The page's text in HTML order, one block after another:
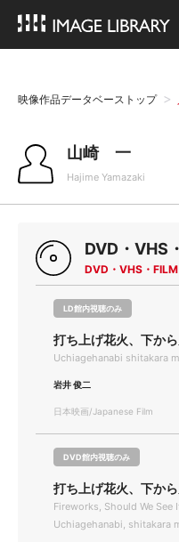
映像作品データベーストップ
山崎 一
Hajime Yamazaki
DVD・VHS
DVD・VHS・
LD館内視聴のみ
打ち上げ花火、下か
Uchiagehanabi shitakara
岩井 俊二
日本映画/Japanese Film
DVD館内視聴のみ
打ち上げ花火、下か
Fireworks, Should We
Uchiagehanabi, shitakara